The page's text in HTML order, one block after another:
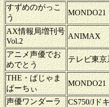
すずめのがっこ
う
MONDO21
AX情報局増刊号
Vol.2
ANIMAX
アニメ声優でお
めでとう
テレビ東京
THE・ぱじゃま
ぱーちぃ
MONDO21
声優ワンダーラ
CS750/Jド